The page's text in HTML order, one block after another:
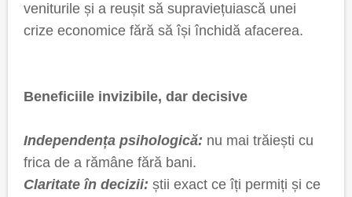
veniturile și a reușit să supraviețuiască unei
crize economice fără să își închidă afacerea.
Beneficiile invizibile, dar decisive
Independența psihologică: nu mai trăiești cu
frica de a rămâne fără bani.
Claritate în decizii: știi exact ce îți permiți și ce